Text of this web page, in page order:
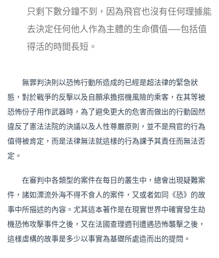
只剩下數分鐘不到，因為飛官也沒有任何理據能
去決定任何他人作為主體的生命價值──包括值
得活的時間長短。
無罪判決則以恐怖行動所造成的已經是超法律的緊急狀
態，對於戰爭的反擊以及自願承擔搭機風險的乘客，在其等被
恐怖份子用作武器時，為了避免更大的危害而做出的行動固然
違反了憲法法院的決議以及人性尊嚴原則，並不是飛官的行為
值得被肯定，而是法律無法就這樣的行為課予其責任而無法否
定。
在審判中各類型的案件在每日的叢生中，總會出現疑難案
件，諸如漂流外海不得不食人的案件，又或者如同《恐》的故
事中所描述的內容。尤其這本著作是在現實世界中確實發生劫
機恐怖攻擊事件之後，又在法國查理週刊遭遇恐怖襲擊之後，
這樣虛構的故事是多少以事實為基礎所處造而出的提問。